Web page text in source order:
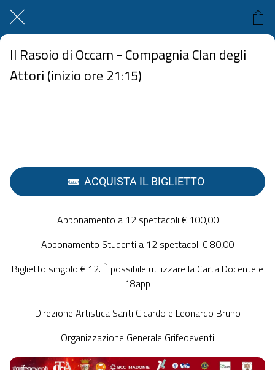
Il Rasoio di Occam - Compagnia Clan degli
Attori (inizio ore 21:15)
ACQUISTA IL BIGLIETTO
Abbonamento a 12 spettacoli € 100,00
Abbonamento Studenti a 12 spettacoli € 80,00
Biglietto singolo € 12. È possibile utilizzare la Carta Docente e
18app
Direzione Artistica Santi Cicardo e Leonardo Bruno
Organizzazione Generale Grifeoeventi